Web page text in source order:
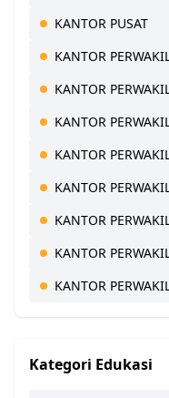
KANTOR PUSAT
KANTOR
KANTOR
KANTOR
KANTOR
KANTOR
KANTOR
KANTOR
KANTOR
Kategori Edukasi